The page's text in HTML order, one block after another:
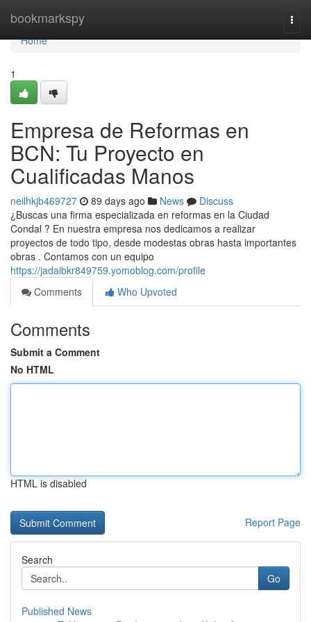
bookmarkspy
Home
Home
1
Empresa de Reformas en
BCN: Tu Proyecto en
Cualificadas Manos
neilhkjb469727 89 days ago News
Discuss
¿Buscas una firma especializada en reformas en la Ciudad
Condal ? En nuestra empresa nos dedicamos a realizar
proyectos de todo tipo, desde modestas obras hasta importantes
obras . Contamos con un equipo
https://jadaibkr849759.yomoblog.com/profile
Comments
Who Upvoted
Comments
Submit a Comment
No HTML
HTML is disabled
Report Page
Search
Go
Published News